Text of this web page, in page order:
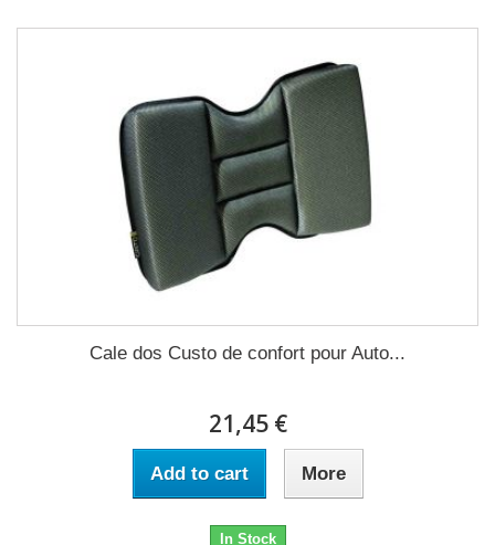
Cale dos Custo de confort pour Auto...
21,45 €
Add to cart More
In Stock